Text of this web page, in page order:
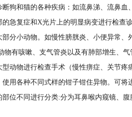
狗和猫的各种疾病：如流鼻涕、流鼻血
急复症和X光片上的明显病变进行检查
分小动物。如慢性膀胱炎、小便异常、
物有咳嗽、支气管炎以及有肺部增生、
动物进行检查手术（慢性痹症、关节疼
用各种不同式样的钳子钳住异物。可将
部位不同进行分类:分为耳鼻喉内窥镜、